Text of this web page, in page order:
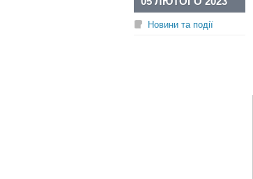
Новини та події